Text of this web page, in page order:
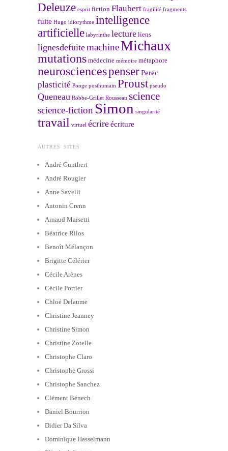
Deleuze esprit fiction Flaubert fragilité fragments
fuite Hugo idiorythme intelligence
artificielle labyrinthe lecture liens
lignesdefuitemachineMichaux
mutations médecine mémoire métaphore
neurosciencespenserPerec
plasticité Ponge posthumain Proust pseudo
Queneau Robbe-Grillet Rousseau science
science-fiction Simon singularité
travail virtuel écrireécriture
AUTRES SITES
André Gunthert
André Rougier
Anne Savelli
Antonin Crenn
Arnaud Maïsetti
Béatrice Rilos
Benoît Mélançon
Brigitte Célérier
Cécile Arènes
Cécile Portier
Chloé Delaume
Christine Jeanney
Christine Simon
Christine Zotelle
Christophe Claro
Christophe Grossi
Christophe Sanchez
Clément Bénech
Daniel Bourrion
Didier Da Silva
Dominique Hasselmann